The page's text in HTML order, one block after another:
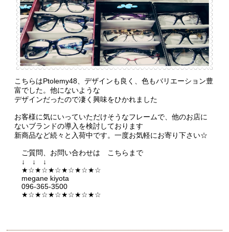
こちらはPtolemy48、デザインも良く、色もバリエーション豊
富でした。他にないような
デザインだったので凄く興味をひかれました
お客様に気にいっていただけそうなフレームで、他のお店に
ないブランドの導入を検討しております
新商品など続々と入荷中です。一度お気軽にお寄り下さい☆
ご質問、お問い合わせは こちらまで
↓ ↓ ↓
★☆★☆★☆★☆★☆★☆
megane kiyota
096-365-3500
★☆★☆★☆★☆★☆★☆